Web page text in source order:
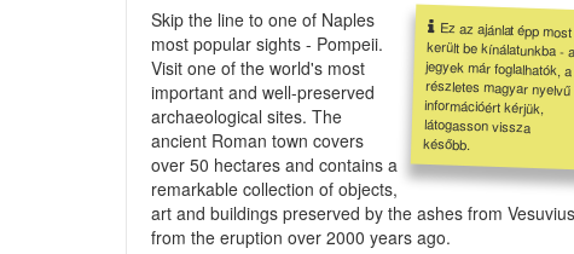
Ez az ajánlat épp most
került be kínálatunkba - a
jegyek már foglalhatók, a
részletes magyar nyelvű
információért kérjük,
látogasson vissza
később.
Skip the line to one of Naples
most popular sights - Pompeii.
Visit one of the world's most
important and well-preserved
archaeological sites. The
ancient Roman town covers
over 50 hectares and contains a
remarkable collection of objects,
art and buildings preserved by the ashes from Vesuvius
from the eruption over 2000 years ago.